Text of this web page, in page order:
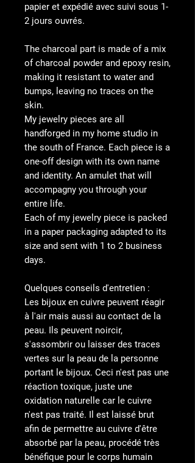
papier et expédié avec suivi sous 1-
2 jours ouvrés.
The charcoal part is made of a mix
of charcoal powder and epoxy resin,
making it resistant to water and
bumps, leaving no traces on the
skin.
My jewelry pieces are all
handforged in my home studio in
the south of France. Each piece is a
one-off design with its own name
and identity. An amulet that will
accompagny you through your
entire life.
Each of my jewelry piece is packed
in a paper packaging adapted to its
size and sent with 1 to 2 business
days.
Quelques conseils d'entretien :
Les bijoux en cuivre peuvent réagir
à l'air mais aussi au contact de la
peau. Ils peuvent noircir,
s'assombrir ou laisser des traces
vertes sur la peau de la personne
portant le bijoux. Ceci n'est pas une
réaction toxique, juste une
oxidation naturelle car le cuivre
n'est pas traité. Il est laissé brut
afin de permettre au cuivre d'être
absorbé par la peau, procédé très
bénéfique pour le corps humain